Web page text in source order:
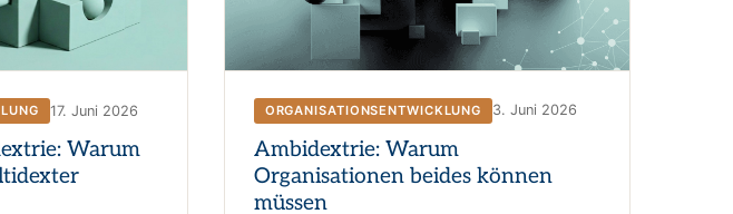
17. Juni 2026
Warum
ORGANISATIONSENTWICKLUNG 3. Juni 2026
Ambidextrie: Warum
Organisationen beides können
müssen